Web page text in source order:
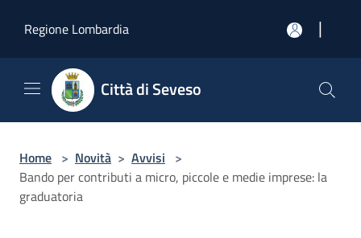
Regione Lombardia
|
Città di Seveso
Home > Novità > Avvisi >
Bando per contributi a micro, piccole e medie imprese: la
graduatoria